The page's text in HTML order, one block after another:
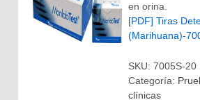
en orina.
[PDF] Tiras
(Marihuana)-
SKU:7005S-20
Categoría:
clínicas